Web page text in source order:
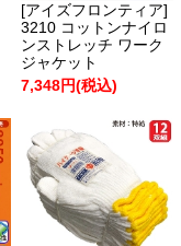
[アイズフロンティア]
3210 コットンナイロ
ンストレッチ ワーク
ジャケット
7,348円(税込)